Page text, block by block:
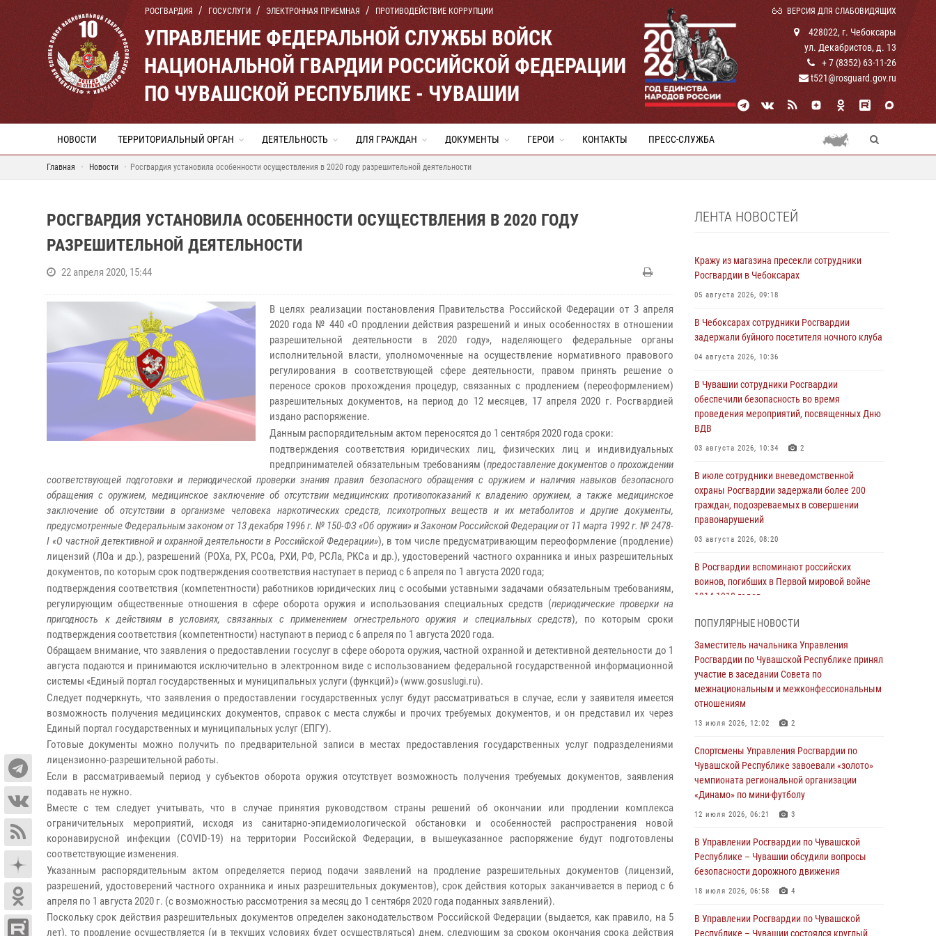
РОСГВАРДИЯ ГОСУСЛУГИ ЭЛЕКТРОННАЯ ПРИЕМНАЯ ПРОТИВОДЕЙСТВИЕ КОРРУПЦИИ ВЕРСИЯ ДЛЯ СЛАБОВИДЯЩИХ
УПРАВЛЕНИЕ ФЕДЕРАЛЬНОЙ СЛУЖБЫ ВОЙСК
НАЦИОНАЛЬНОЙ ГВАРДИИ РОССИЙСКОЙ ФЕДЕРАЦИИ
ПО ЧУВАШСКОЙ РЕСПУБЛИКЕ - ЧУВАШИИ
428022, г. Чебоксары
ул. Декабристов, д. 13
+ 7 (8352) 63-11-26
t521@rosguard.gov.ru
НОВОСТИ ТЕРРИТОРИАЛЬНЫЙ ОРГАН ДЕЯТЕЛЬНОСТЬ ДЛЯ ГРАЖДАН ДОКУМЕНТЫ ГЕРОИ КОНТАКТЫ ПРЕСС-СЛУЖБА
Главная Новости Росгвардия установила особенности осуществления в 2020 году разрешительной деятельности
РОСГВАРДИЯ УСТАНОВИЛА ОСОБЕННОСТИ ОСУЩЕСТВЛЕНИЯ В 2020 ГОДУ
РАЗРЕШИТЕЛЬНОЙ ДЕЯТЕЛЬНОСТИ
22 апреля 2020, 15:44
В целях реализации постановления Правительства Российской Федерации от 3 апреля
2020 года № 440 «О продлении действия разрешений и иных особенностях в отношении
разрешительной деятельности в 2020 году», наделяющего федеральные органы
исполнительной власти, уполномоченные на осуществление нормативного правового
регулирования в соответствующей сфере деятельности, правом принять решение о
переносе сроков прохождения процедур, связанных с продлением (переоформлением)
разрешительных документов, на период до 12 месяцев, 17 апреля 2020 г. Росгвардией
издано распоряжение.
Данным распорядительным актом переносятся до 1 сентября 2020 года сроки:
подтверждения соответствия юридических лиц, физических лиц и индивидуальных
предпринимателей обязательным требованиям (предоставление документов о прохождении
соответствующей подготовки и периодической проверки знания правил безопасного обращения с оружием и наличия навыков безопасного
обращения с оружием, медицинское заключение об отсутствии медицинских противопоказаний к владению оружием, а также медицинское
заключение об отсутствии в организме человека наркотических средств, психотропных веществ и их метаболитов и другие документы,
предусмотренные Федеральным законом от 13 декабря 1996 г. № 150-ФЗ «Об оружии» и Законом Российской Федерации от 11 марта 1992 г. № 2478-
I «О частной детективной и охранной деятельности в Российской Федерации»), в том числе предусматривающим переоформление (продление)
лицензий (ЛОа и др.), разрешений (РОХа, РХ, РСОа, РХИ, РФ, РСЛа, РКСа и др.), удостоверений частного охранника и иных разрешительных
документов, по которым срок подтверждения соответствия наступает в период с 6 апреля по 1 августа 2020 года;
подтверждения соответствия (компетентности) работников юридических лиц с особыми уставными задачами обязательным требованиям,
регулирующим общественные отношения в сфере оборота оружия и использования специальных средств (периодические проверки на
пригодность к действиям в условиях, связанных с применением огнестрельного оружия и специальных средств), по которым сроки
подтверждения соответствия (компетентности) наступают в период с 6 апреля по 1 августа 2020 года.
Обращаем внимание, что заявления о предоставлении госуслуг в сфере оборота оружия, частной охранной и детективной деятельности до 1
августа подаются и принимаются исключительно в электронном виде с использованием федеральной государственной информационной
системы «Единый портал государственных и муниципальных услуги (функций)» (www.gosuslugi.ru).
Следует подчеркнуть, что заявления о предоставлении государственных услуг будут рассматриваться в случае, если у заявителя имеется
возможность получения медицинских документов, справок с места службы и прочих требуемых документов, и он представил их через
Единый портал государственных и муниципальных услуг (ЕПГУ).
Готовые документы можно получить по предварительной записи в местах предоставления государственных услуг подразделениями
лицензионно-разрешительной работы.
Если в рассматриваемый период у субъектов оборота оружия отсутствует возможность получения требуемых документов, заявления
подавать не нужно.
Вместе с тем следует учитывать, что в случае принятия руководством страны решений об окончании или продлении комплекса
ограничительных мероприятий, исходя из санитарно-эпидемиологической обстановки и особенностей распространения новой
коронавирусной инфекции (COVID-19) на территории Российской Федерации, в вышеуказанное распоряжение будут подготовлены
соответствующие изменения.
Указанным распорядительным актом определяется период подачи заявлений на продление разрешительных документов (лицензий,
разрешений, удостоверений частного охранника и иных разрешительных документов), срок действия которых заканчивается в период с 6
апреля по 1 августа 2020 г. (с возможностью рассмотрения за месяц до 1 сентября 2020 года поданных заявлений).
Поскольку срок действия разрешительных документов определен законодательством Российской Федерации (выдается, как правило, на 5
лет), то продление осуществляется (и в текущих условиях будет осуществляться) днем, следующим за сроком окончания срока действия
ЛЕНТА НОВОСТЕЙ
Кражу из магазина пресекли сотрудники
Росгвардии в Чебоксарах
05 августа 2026, 09:18
В Чебоксарах сотрудники Росгвардии
задержали буйного посетителя ночного клуба
04 августа 2026, 10:36
В Чувашии сотрудники Росгвардии
обеспечили безопасность во время
проведения мероприятий, посвященных Дню
ВДВ
03 августа 2026, 10:34 2
В июле сотрудники вневедомственной
охраны Росгвардии задержали более 200
граждан, подозреваемых в совершении
правонарушений
03 августа 2026, 08:20
В Росгвардии вспоминают российских
воинов, погибших в Первой мировой войне
1914-1918 годов
В Ядрине сотрудники Росгвардии задержали
подозреваемого в причинении тяжкого вреда
здоровью
01 августа 2026, 06:12
1 августа – День дежурной службы войск
Федерации
01 августа 2026, 05:17
Директор Росгвардии Герой России генерал
армии Виктор Золотов поздравил
профессиональным праздником
01 августа 2026, 00:01
В Чебоксарах при участии спецназа
немаркированной никотиносодержащей
продукции (видео)
ПОПУЛЯРНЫЕ НОВОСТИ
Заместитель начальника Управления
Росгвардии по Чувашской Республике принял
участие в заседании Совета по
межнациональным и межконфессиональным
отношениям
13 июля 2026, 12:02 2
Спортсмены Управления Росгвардии по
Чувашской Республике завоевали «золото»
чемпионата региональной организации
«Динамо» по мини-футболу
12 июля 2026, 06:21 3
В Управлении Росгвардии по Чувашской
Республике – Чувашии обсудили вопросы
безопасности дорожного движения
18 июля 2026, 06:58 4
В Управлении Росгвардии по Чувашской
Республике – Чувашии состоялся круглый